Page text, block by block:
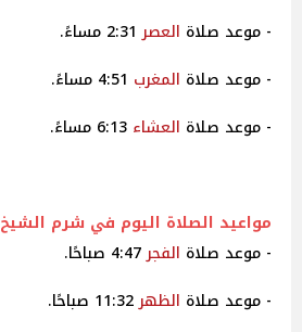
- موعد صلاة العصر2:31 مساءً.
- موعد صلاة المغرب
- موعد صلاة العشاء
مواعيد الصلاة اليوم في شرم الشيخ
- موعد صلاة الفجر4:47 صباحًا.
- موعد صلاة الظهر11:32 صباحًا.